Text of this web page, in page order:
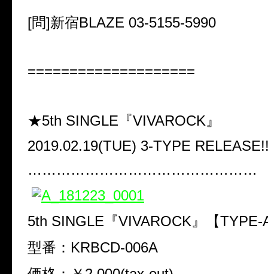
[問]新宿BLAZE 03-5155-5990
====================
★5th SINGLE『VIVAROCK』
2019.02.19(TUE) 3-TYPE
…………………………………………
5th SINGLE『VIVAROCK』【TYPE-
型番：KRBCD-006A